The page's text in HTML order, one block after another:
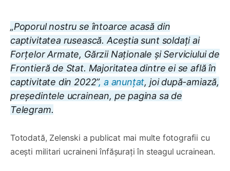
„Poporul nostru se întoarce acasă din
captivitatea rusească. Aceștia sunt soldați ai
Forțelor Armate, Gărzii Naționale și Serviciului de
Frontieră de Stat. Majoritatea dintre ei se află în
captivitate din 2022”, a anunțat, joi după-amiază,
președintele ucrainean, pe pagina sa de
Telegram.
Totodată, Zelenski a publicat mai multe fotografii cu
acești militari ucraineni înfășurați în steagul ucrainean.